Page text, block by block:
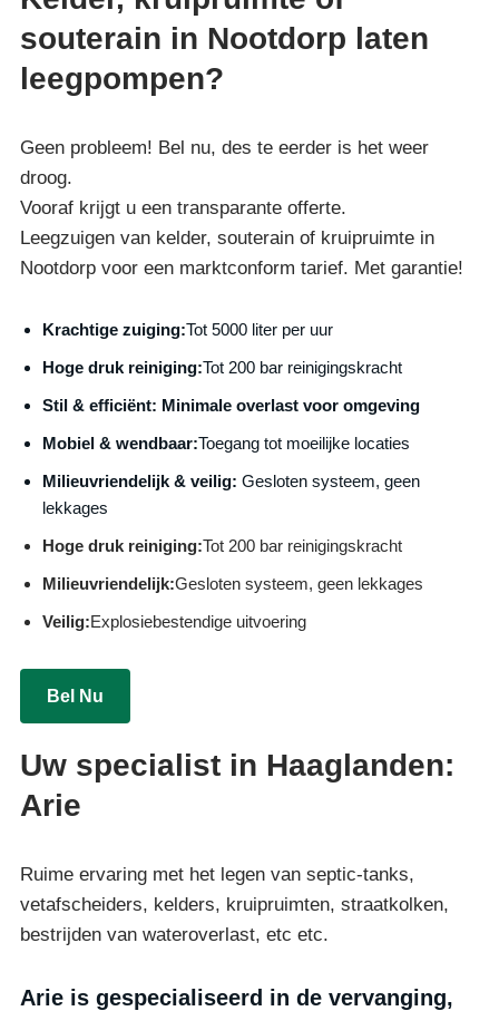
souterain in Nootdorp laten
leegpompen?
Geen probleem! Bel nu, des te eerder is het weer
droog.
Vooraf krijgt u een transparante offerte.
Leegzuigen van kelder, souterain of kruipruimte in
Nootdorp voor een marktconform tarief. Met garantie!
Krachtige zuiging:Tot 5000 liter per uur
Hoge druk reiniging:Tot 200 bar reinigingskracht
Stil & efficiënt: Minimale overlast voor omgeving
Mobiel & wendbaar:Toegang tot moeilijke locaties
Milieuvriendelijk & veilig: Gesloten systeem, geen
lekkages
Hoge druk reiniging:Tot 200 bar reinigingskracht
Milieuvriendelijk:Gesloten systeem, geen lekkages
Veilig:Explosiebestendige uitvoering
Bel Nu
Uw specialist in Haaglanden:
Arie
Ruime ervaring met het legen van septic-tanks,
vetafscheiders, kelders, kruipruimten, straatkolken,
bestrijden van wateroverlast, etc etc.
Arie is gespecialiseerd in de vervanging,